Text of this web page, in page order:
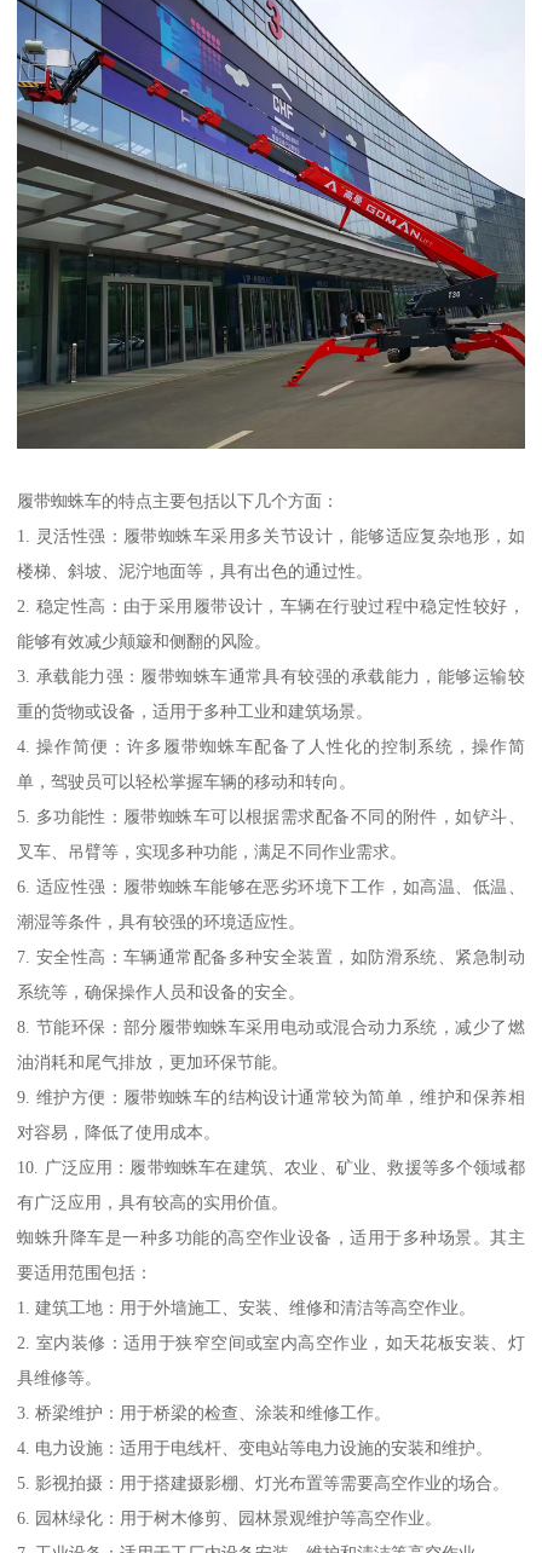
履带蜘蛛车的特点主要包括以下几个方面：
1. 灵活性强：履带蜘蛛车采用多关节设计，能够适应复杂地形，如
楼梯、斜坡、泥泞地面等，具有出色的通过性。
2. 稳定性高：由于采用履带设计，车辆在行驶过程中稳定性较好，
能够有效减少颠簸和侧翻的风险。
3. 承载能力强：履带蜘蛛车通常具有较强的承载能力，能够运输较
重的货物或设备，适用于多种工业和建筑场景。
4. 操作简便：许多履带蜘蛛车配备了人性化的控制系统，操作简
单，驾驶员可以轻松掌握车辆的移动和转向。
5. 多功能性：履带蜘蛛车可以根据需求配备不同的附件，如铲斗、
叉车、吊臂等，实现多种功能，满足不同作业需求。
6. 适应性强：履带蜘蛛车能够在恶劣环境下工作，如高温、低温、
潮湿等条件，具有较强的环境适应性。
7. 安全性高：车辆通常配备多种安全装置，如防滑系统、紧急制动
系统等，确保操作人员和设备的安全。
8. 节能环保：部分履带蜘蛛车采用电动或混合动力系统，减少了燃
油消耗和尾气排放，更加环保节能。
9. 维护方便：履带蜘蛛车的结构设计通常较为简单，维护和保养相
对容易，降低了使用成本。
10. 广泛应用：履带蜘蛛车在建筑、农业、矿业、救援等多个领域都
有广泛应用，具有较高的实用价值。
蜘蛛升降车是一种多功能的高空作业设备，适用于多种场景。其主
要适用范围包括：
1. 建筑工地：用于外墙施工、安装、维修和清洁等高空作业。
2. 室内装修：适用于狭窄空间或室内高空作业，如天花板安装、灯
具维修等。
3. 桥梁维护：用于桥梁的检查、涂装和维修工作。
4. 电力设施：适用于电线杆、变电站等电力设施的安装和维护。
5. 影视拍摄：用于搭建摄影棚、灯光布置等需要高空作业的场合。
6. 园林绿化：用于树木修剪、园林景观维护等高空作业。